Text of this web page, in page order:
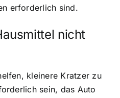
erforderlich sind.
nicht
kleinere Kratzer zu
sein, das Auto